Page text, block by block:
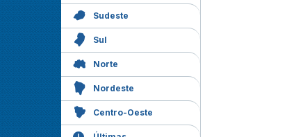
Sudeste
Sul
Norte
Nordeste
Centro-Oeste